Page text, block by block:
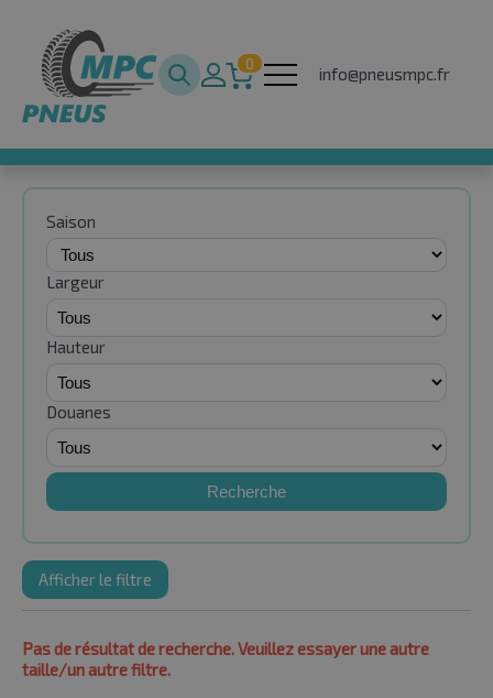
0
info@pneusmpc.fr
Saison
Largeur
Hauteur
Douanes
Recherche
Afficher le filtre
Pas de résultat de recherche. Veuillez essayer une autre
taille/un autre filtre.